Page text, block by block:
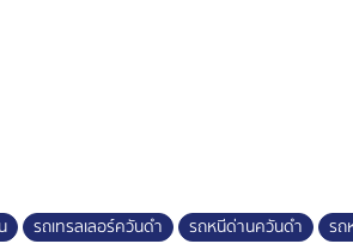
รถเทรลเลอร์ควันดำ รถหนีด่านควันดำ รถ